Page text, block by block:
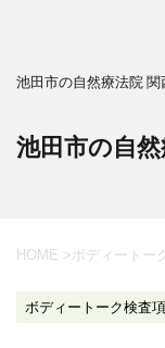
池田市の自然療法院
池田市の自
HOME >ボディートー
ボディートーク検査